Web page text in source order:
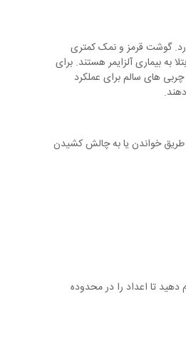
گوشت قرمز و نمک کمتری
بیماری آلزایمر هستند. برای
های سالم برای عملکرد
طریق خواندن یا به چالش کشیدن
تا اعداد را در محدوده